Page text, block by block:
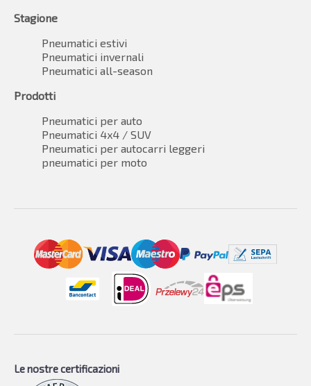
Stagione
Pneumatici estivi
Pneumatici invernali
Pneumatici all-season
Prodotti
Pneumatici per auto
Pneumatici 4x4 / SUV
Pneumatici per autocarri leggeri
pneumatici per moto
Le nostre certificazioni